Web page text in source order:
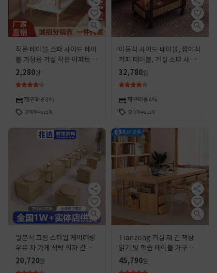
작은 테이블 소파 사이드 테이
블 가정용 거실 작은 아파트 커
피 테이블 임대 집 침대 옆 랙
북유럽 간단한 티 테이블
2,280원
재구매율8%
판매개수332개
이동식 사이드 테이블, 접이식
커피 테이블, 거실 소파 사이
드 캐비닛, 가정용 작은 테이
블, 앤티크 스타일의 단단한
나무 작은 아파트 카트
32,780원
재구매율4%
판매개수213개
일본식 크림 스타일 케이터링
우유 차 가게 식탁 의자 간단한
카페 벽 카드 시트 소파 상업
벤치
20,720원
Tianzong 거실 재 긴 책상
읽기 및 학습 테이블 가구 책장
통합 단단한 나무 책상 서랍
45,790원